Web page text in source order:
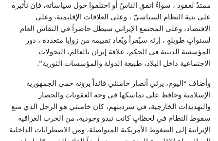
ممتدٌ لعقود ، سواءٌ اتفق الناسُ أو اختلفوا حول سياساته، فإن تأثيره
على بنية النظام السياسيّ ، وعلى العلاقات الإقليمية، وعلى
الاقتصاد، وعلى المجتمع الإيراني سيظل حاضراً في النقاش العام
لسنواتٍ طويلةٍ ، إرثه سيُقرأ ويُعاد تقييمه من زوايا متعددة ، دور
المؤسسة الدينية في الحكم، علاقة إيران بالعالم، التحولات
الاجتماعية داخل البلاد، طبيعة الدولة والمؤسسات الثورية”.
وأضاف “اليوم، يرثي أنصار خامنئي قائداً يرونه حمى الجمهورية
الإسلامية وحافظ على تماسكها في وجه العقوبات والحصار
والتهديدات الخارجية، في سرديتهم، كان خامنئي هو الرجل الذي منع
سقوط النظام في لحظاتٍ كانت تبدو وجودية، من الحرب العراقية
الإيرانية إلى الضغوط الأمريكية المتواصلة، ومن الاضطرابات الداخلية